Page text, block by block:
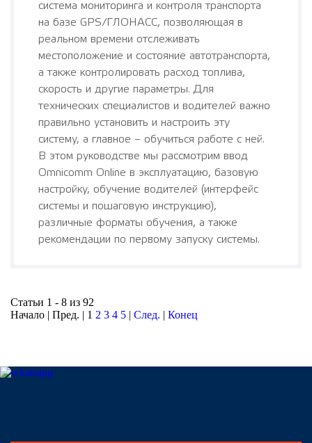
система мониторинга и контроля транспорта
на базе GPS/ГЛОНАСС, позволяющая в
реальном времени отслеживать
местоположение и состояние автотранспорта,
а также контролировать расход топлива,
скорость и другие параметры. Для
технических специалистов и водителей важно
правильно установить и настроить эту
систему, а главное – обучиться работе с ней.
В этом руководстве мы рассмотрим ввод
Omnicomm Online в эксплуатацию, базовую
настройку, обучение водителей (интерфейс
системы и пошаговую инструкцию),
различные форматы обучения, а также
рекомендации по первому запуску системы.
Статьи 1 - 8 из 92
Начало | Пред. | 1 2 3 4 5 | След. | Конец